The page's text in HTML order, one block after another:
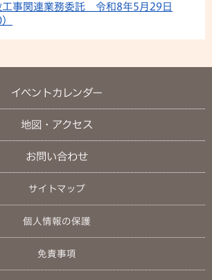
工事関連業務委託 令和8年5月29日
イベントカレンダー
地図・アクセス
お問い合わせ
サイトマップ
個人情報の保護
免責事項